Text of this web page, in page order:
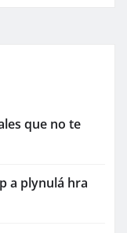
que no te
a plynulá hra